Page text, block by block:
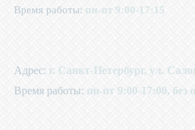
Время работы: пн-пт 9:00-17:15
Адрес: г. Санкт-Петербург, ул.
Время работы: пн-пт 9:00-17:00, без